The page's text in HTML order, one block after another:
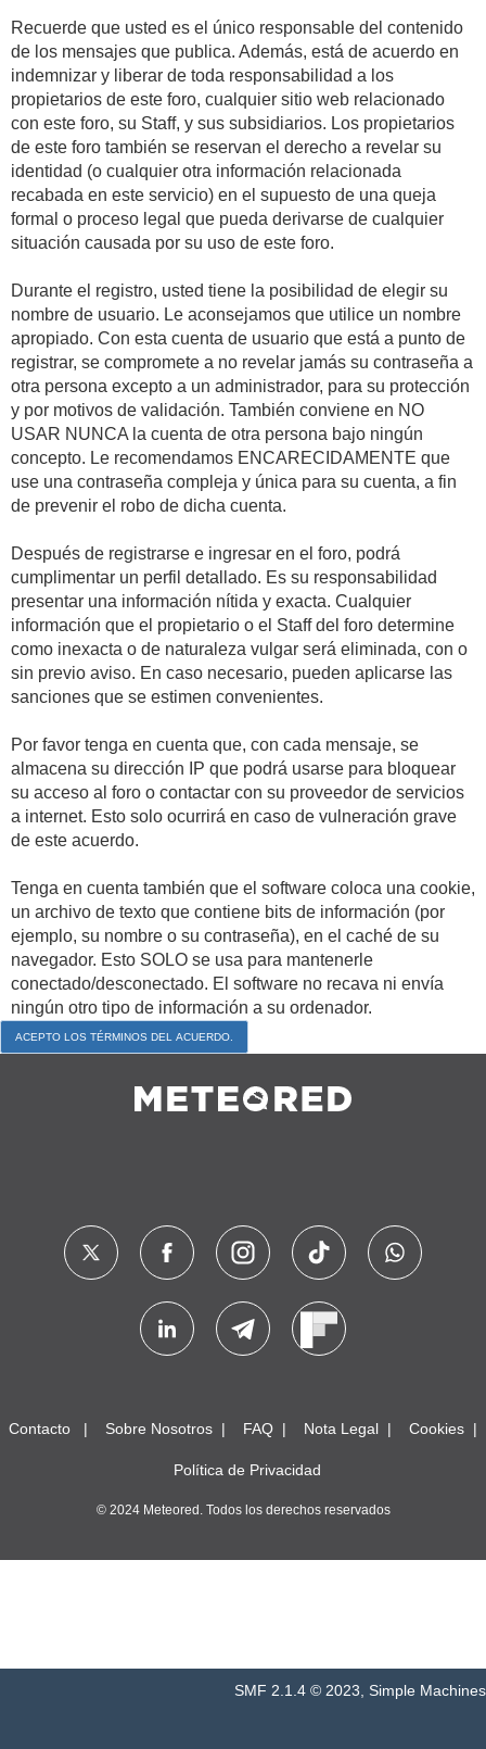
Recuerde que usted es el único responsable del contenido
de los mensajes que publica. Además, está de acuerdo en
indemnizar y liberar de toda responsabilidad a los
propietarios de este foro, cualquier sitio web relacionado
con este foro, su Staff, y sus subsidiarios. Los propietarios
de este foro también se reservan el derecho a revelar su
identidad (o cualquier otra información relacionada
recabada en este servicio) en el supuesto de una queja
formal o proceso legal que pueda derivarse de cualquier
situación causada por su uso de este foro.
Durante el registro, usted tiene la posibilidad de elegir su
nombre de usuario. Le aconsejamos que utilice un nombre
apropiado. Con esta cuenta de usuario que está a punto de
registrar, se compromete a no revelar jamás su contraseña a
otra persona excepto a un administrador, para su protección
y por motivos de validación. También conviene en NO
USAR NUNCA la cuenta de otra persona bajo ningún
concepto. Le recomendamos ENCARECIDAMENTE que
use una contraseña compleja y única para su cuenta, a fin
de prevenir el robo de dicha cuenta.
Después de registrarse e ingresar en el foro, podrá
cumplimentar un perfil detallado. Es su responsabilidad
presentar una información nítida y exacta. Cualquier
información que el propietario o el Staff del foro determine
como inexacta o de naturaleza vulgar será eliminada, con o
sin previo aviso. En caso necesario, pueden aplicarse las
sanciones que se estimen convenientes.
Por favor tenga en cuenta que, con cada mensaje, se
almacena su dirección IP que podrá usarse para bloquear
su acceso al foro o contactar con su proveedor de servicios
a internet. Esto solo ocurrirá en caso de vulneración grave
de este acuerdo.
Tenga en cuenta también que el software coloca una cookie,
un archivo de texto que contiene bits de información (por
ejemplo, su nombre o su contraseña), en el caché de su
navegador. Esto SOLO se usa para mantenerle
conectado/desconectado. El software no recava ni envía
ningún otro tipo de información a su ordenador.
Contacto Sobre Nosotros FAQ Nota Legal Cookies
Política de Privacidad
© 2024 Meteored. Todos los derechos reservados
SMF 2.1.4 © 2023 Simple Machines